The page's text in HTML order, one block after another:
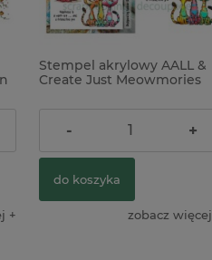
Stempel akrylowy AALL &
Create Just Meowmories
56,00 zł
- +
do koszyka
zobacz więcej